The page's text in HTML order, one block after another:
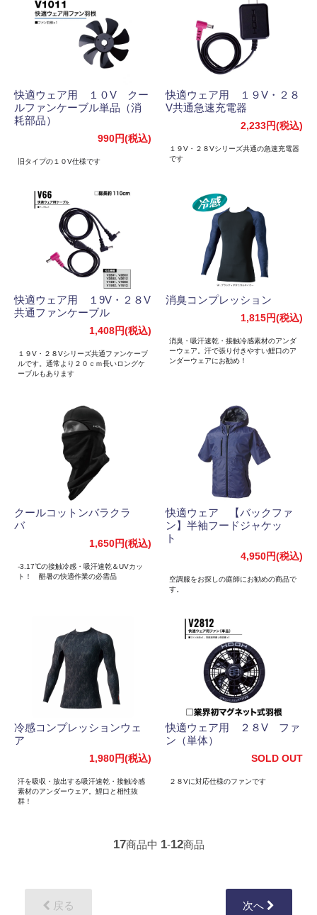
快適ウェア用 １０V クー
ルファンケーブル単品（消
耗部品）
990円(税込)
旧タイプの１０V仕様です
快適ウェア用 １９V・２８
V共通急速充電器
2,233円(税込)
１９V・２８Vシリーズ共通の急速充電器
です
快適ウェア用 １9V・２８V
共通ファンケーブル
1,408円(税込)
１９V・２８Vシリーズ共通ファンケーブ
ルです。通常より２０ｃｍ長いロングケ
ーブルもあります
消臭コンプレッション
1,815円(税込)
消臭・吸汗速乾・接触冷感素材のアンダ
ーウェア。汗で張り付きやすい鯉口のア
ンダーウェアにお勧め！
クールコットンバラクラ
バ
1,650円(税込)
-3.17℃の接触冷感・吸汗速乾＆UVカッ
ト！ 酷暑の快適作業の必需品
快適ウェア 【バックファ
ン】半袖フードジャケッ
ト
4,950円(税込)
空調服をお探しの庭師にお勧めの商品で
す。
冷感コンプレッションウェ
ア
1,980円(税込)
汗を吸収・放出する吸汗速乾・接触冷感
素材のアンダーウェア。鯉口と相性抜
群！
快適ウェア用 ２８V ファ
ン（単体）
SOLD OUT
２８Vに対応仕様のファンです
17商品中 1-12商品
戻る 次へ